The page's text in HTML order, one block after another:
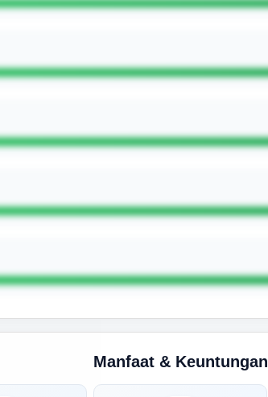
Manfaat & Keuntungan